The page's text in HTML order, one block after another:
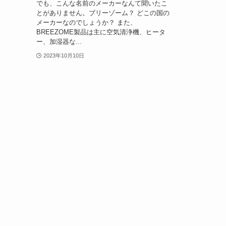
でも、こんな名前のメーカーなんて聞いたこ
とがありません。ブリーゾーム？ どこの国の
メーカーなのでしょうか？ また、
BREEZOME製品は主に空気清浄機、ヒータ
ー、加湿器な...
2023年10月10日